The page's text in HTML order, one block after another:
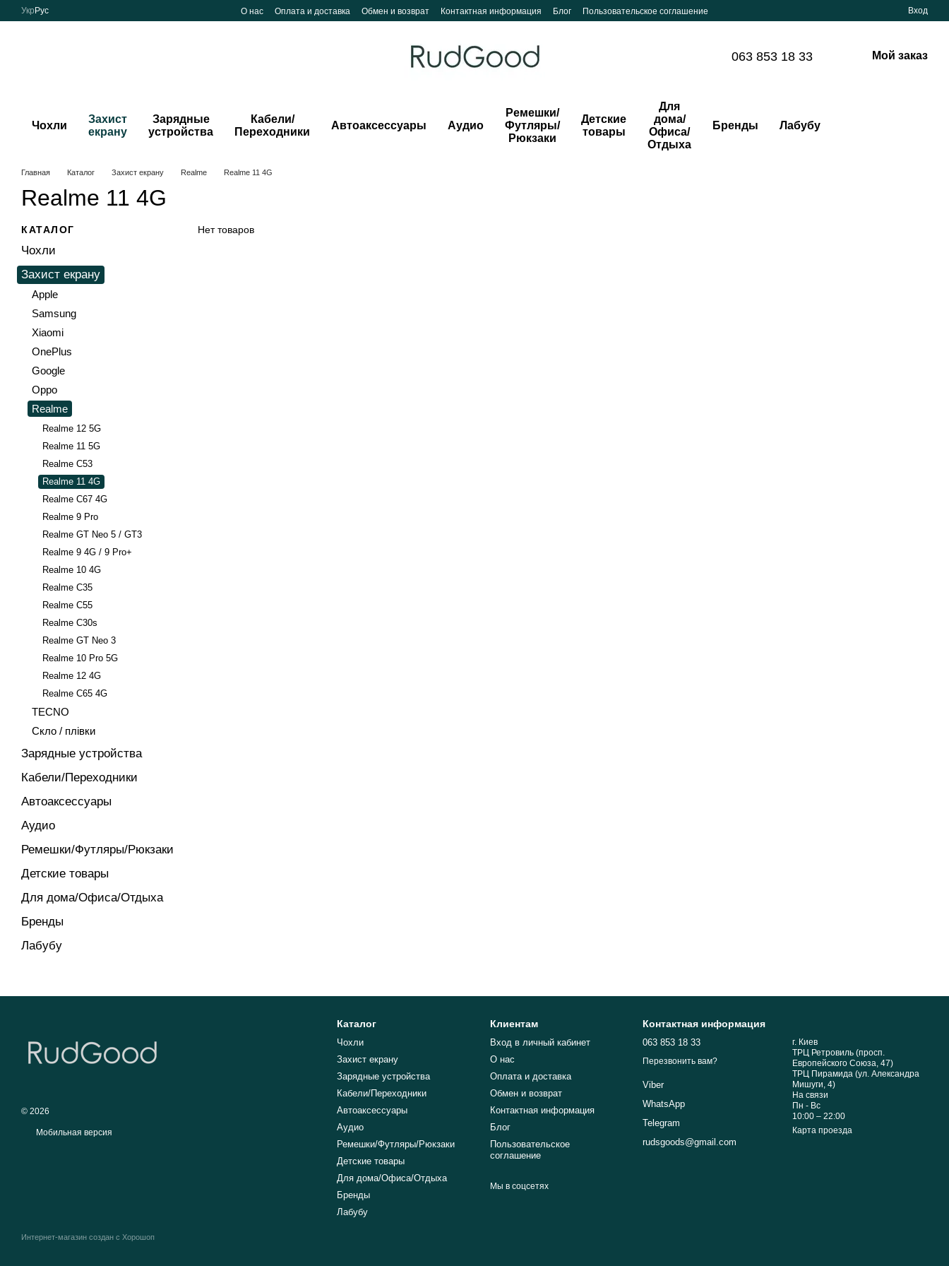
Перейти к основному контенту
Укр Рус О нас Оплата и доставка Обмен и возврат Контактная информация Блог Пользовательское соглашение Вход
063 853 18 33 Мой заказ
Чохли
Захист
екрану
Зарядные
устройства
Кабели/
Переходники
Автоаксессуары Аудио
Ремешки/
Футляры/
Рюкзаки
Детские
товары
Для
дома/
Офиса/
Отдыха
Бренды Лабубу
Главная Каталог Захист екрану Realme Realme 11 4G
Realme 11 4G
Нет товаров
КАТАЛОГ
Чохли
Захист екрану
Apple
Samsung
Xiaomi
OnePlus
Google
Oppo
Realme
Realme 12 5G
Realme 11 5G
Realme C53
Realme 11 4G
Realme C67 4G
Realme 9 Pro
Realme GT Neo 5 / GT3
Realme 9 4G / 9 Pro+
Realme 10 4G
Realme C35
Realme C55
Realme C30s
Realme GT Neo 3
Realme 10 Pro 5G
Realme 12 4G
Realme C65 4G
TECNO
Скло / плівки
Зарядные устройства
Кабели/Переходники
Автоаксессуары
Аудио
Ремешки/Футляры/Рюкзаки
Детские товары
Для дома/Офиса/Отдыха
Бренды
Лабубу
© 2026
Мобильная версия
Интернет-магазин создан с Хорошоп
Каталог
Чохли
Захист екрану
Зарядные устройства
Кабели/Переходники
Автоаксессуары
Аудио
Ремешки/Футляры/Рюкзаки
Детские товары
Для дома/Офиса/Отдыха
Бренды
Лабубу
Клиентам
Вход в личный кабинет
О нас
Оплата и доставка
Обмен и возврат
Контактная информация
Блог
Пользовательское
соглашение
Мы в соцсетях
Контактная информация
063 853 18 33
Перезвонить вам?
Viber
WhatsApp
Telegram
rudsgoods@gmail.com
г. Киев
ТРЦ Ретровиль (просп.
Европейского Союза, 47)
ТРЦ Пирамида (ул. Александра
Мишуги, 4)
На связи
Пн - Вс
10:00 – 22:00
Карта проезда